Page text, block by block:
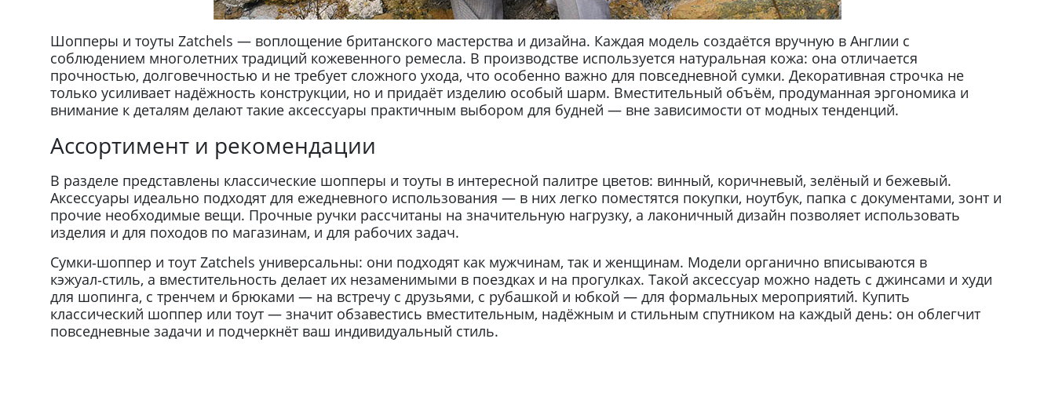
Шопперы и тоуты Zatchels — воплощение британского мастерства и дизайна. Каждая модель создаётся вручную в Англии с
соблюдением многолетних традиций кожевенного ремесла. В производстве используется натуральная кожа: она отличается
прочностью, долговечностью и не требует сложного ухода, что особенно важно для повседневной сумки. Декоративная строчка не
только усиливает надёжность конструкции, но и придаёт изделию особый шарм. Вместительный объём, продуманная эргономика и
внимание к деталям делают такие аксессуары практичным выбором для будней — вне зависимости от модных тенденций.
Ассортимент и рекомендации
В разделе представлены классические шопперы и тоуты в интересной палитре цветов: винный, коричневый, зелёный и бежевый.
Аксессуары идеально подходят для ежедневного использования — в них легко поместятся покупки, ноутбук, папка с документами, зонт и
прочие необходимые вещи. Прочные ручки рассчитаны на значительную нагрузку, а лаконичный дизайн позволяет использовать
изделия и для походов по магазинам, и для рабочих задач.
Сумки‑шоппер и тоут Zatchels универсальны: они подходят как мужчинам, так и женщинам. Модели органично вписываются в
кэжуал‑стиль, а вместительность делает их незаменимыми в поездках и на прогулках. Такой аксессуар можно надеть с джинсами и худи
для шопинга, с тренчем и брюками — на встречу с друзьями, с рубашкой и юбкой — для формальных мероприятий. Купить
классический шоппер или тоут — значит обзавестись вместительным, надёжным и стильным спутником на каждый день: он облегчит
повседневные задачи и подчеркнёт ваш индивидуальный стиль.